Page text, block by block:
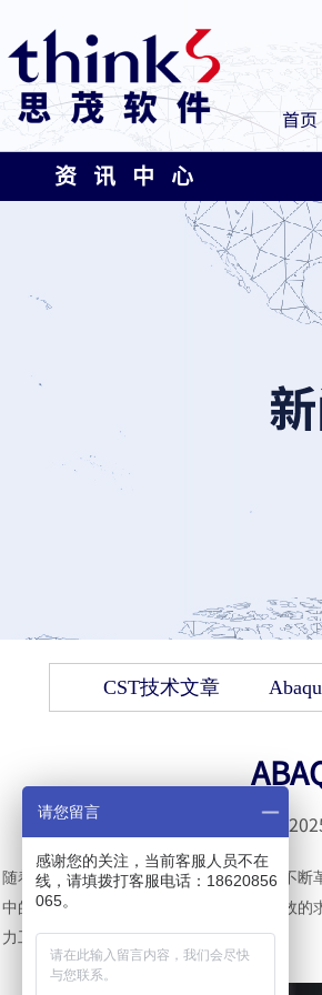
首
资 讯 中 心
CST技术文章
随着计算机技术的迭代升级与数值算法的不断
中的佼佼者，凭借其卓越的建模精度、高效
力工具。
请您留言
感谢您的关注，当前客服人员不在
线，请填拨打客服电话：18620856
065。